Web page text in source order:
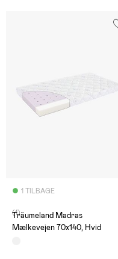
1 TILBAGE
(1)
Träumeland Madras
Mælkevejen 70x140, Hvid